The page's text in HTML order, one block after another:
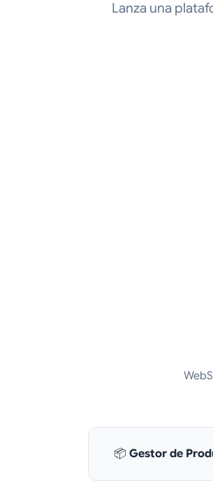
Lanza una
📦 Gestor de